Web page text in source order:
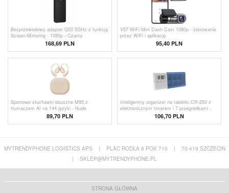
Bezprzewodowy adapter Q50 5GHz z funkcją
Screen-Mirroring - 1080p - Czarny
168,69 PLN
V57 WiFi Mini Dash Cam 1080p - sterowanie
przez WiFi i aplikację
95,40 PLN
Sportowe słuchawki douszne M95 z
tłumaczem AI na 144 języki - Nude
89,70 PLN
Inteligentny organizer na tabletki CR-250 z
elektronicznym timerem i 7 przegródkami -
106,70 PLN
MYTRENDYPHONE LOGISTICS APS | PLAC RODŁA 8 POK 710 |
70-419 SZCZECIN
|
SKLEP@MYTRENDYPHONE.PL
STRONA GŁÓWNA